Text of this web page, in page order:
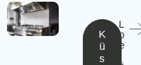
K
ü
s
L
o
e